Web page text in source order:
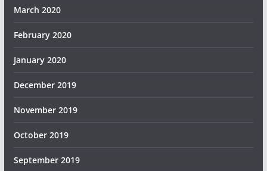
March 2020
February 2020
January 2020
December 2019
November 2019
October 2019
September 2019